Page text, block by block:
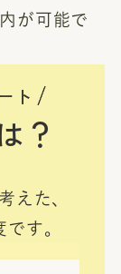
が可能で
ト
？
えた、
す。